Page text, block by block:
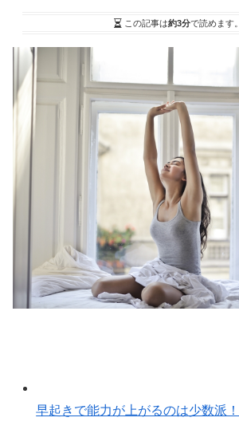
この記事は約3分で読めます。
早起きで能力が上がるのは少数派！